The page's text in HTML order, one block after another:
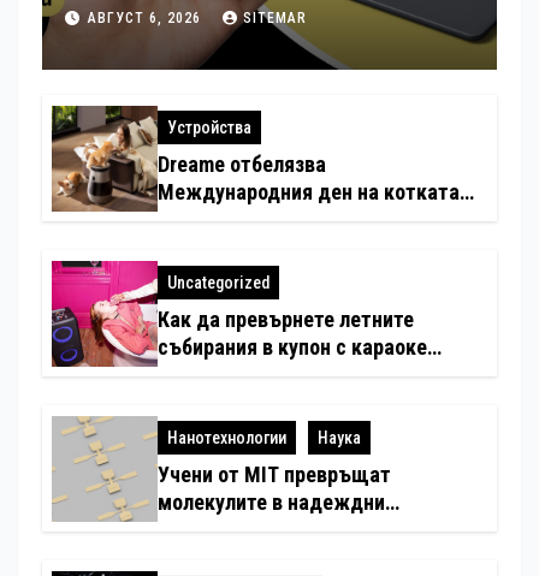
шест страни в Европа
АВГУСТ 6, 2026 SITEMAR
Устройства
Dreame отбелязва
Международния ден на котката
любимци
Uncategorized
Как да превърнете летните
събирания в купон с караоке
Нанотехнологии Наука
Учени от MIT превръщат
молекулите в надеждни